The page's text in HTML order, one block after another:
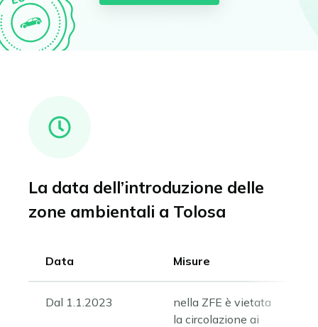
La data dell’introduzione delle
zone ambientali a Tolosa
Data Misure
Dal 1.1.2023
nella ZFE è vietata
la circolazione ai